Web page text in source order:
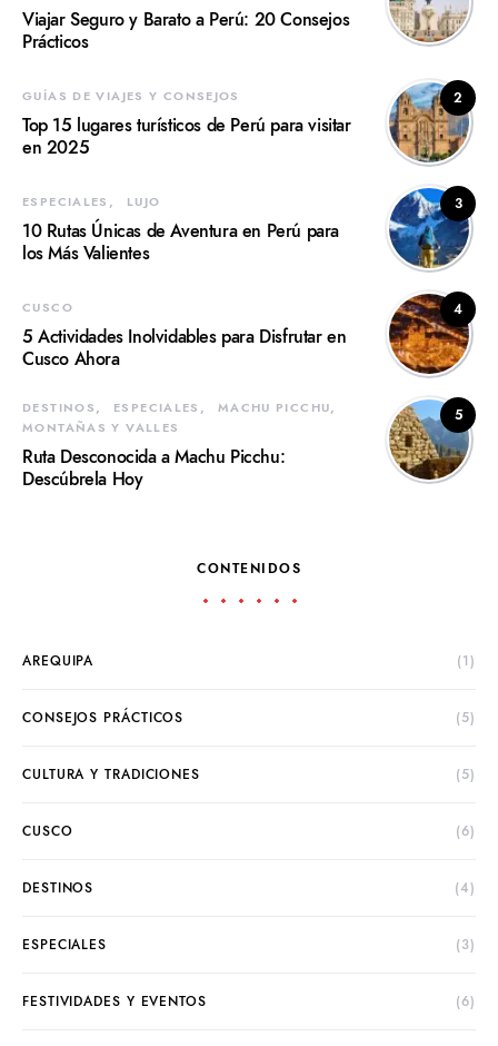
Viajar Seguro y Barato a Perú: 20 Consejos
Prácticos
2
GUÍAS DE VIAJES Y CONSEJOS
Top 15 lugares turísticos de Perú para visitar
en 2025
3
ESPECIALES LUJO
10 Rutas Únicas de Aventura en Perú para
los Más Valientes
4
CUSCO
5 Actividades Inolvidables para Disfrutar en
Cusco Ahora
5
DESTINOS ESPECIALES
MACHU PICCHU
MONTAÑAS Y VALLES
Ruta Desconocida a Machu Picchu:
Descúbrela Hoy
CONTENIDOS
AREQUIPA (1)
CONSEJOS PRÁCTICOS (5)
CULTURA Y TRADICIONES (5)
CUSCO (6)
DESTINOS (4)
ESPECIALES (3)
FESTIVIDADES Y EVENTOS (6)